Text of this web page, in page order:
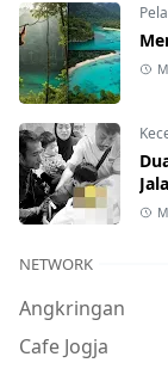
NETWORK
Angkringan
Cafe Jogja